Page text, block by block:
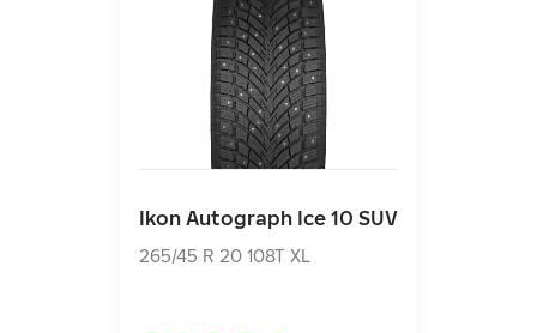
Ikon Autograph Ice 10 SUV
265/45 R 20 108T XL
Ikon Autograph Ice 10 SUV
265/45 R 20 108T XL
от28400.00₽